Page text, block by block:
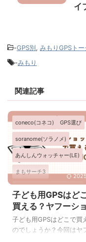
イ
-GPS別, みもりGPSトー
-みもり
関連記事
coneco(コネコ) GPS選び
soranome(ソラノメ)
あんしんウォッチャー(LE)
まもサーチ3
みまもりGPS(どこかなGPS)
みもりGPSトーク
子ども用GPSはど
買える？ヤフーシ
ピングで買えるど
GPS一覧
子ども用GPSはどこで買
のでしょうか？今回はヤ